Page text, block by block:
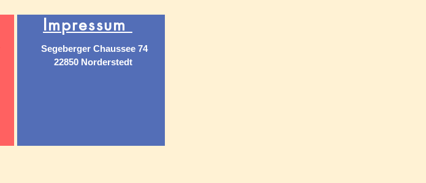
Impressum
Segeberger Chaussee 74
22850 Norderstedt